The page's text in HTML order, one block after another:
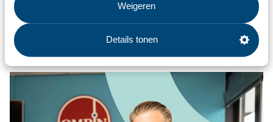
Weigeren
Details tonenContact